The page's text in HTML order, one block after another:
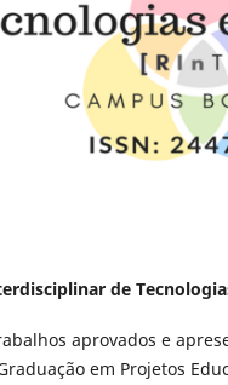
de
aprovados e
em Projetos